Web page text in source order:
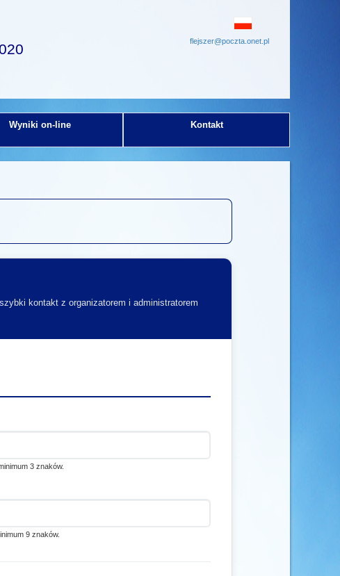
flejszer@poczta.onet.pl
Wyniki on-line Kontakt
kontakt z organizatorem i administratorem
3 znaków.
9 znaków.